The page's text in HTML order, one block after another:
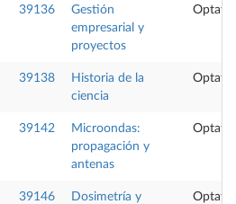
39136
Gestión
empresarial y
proyectos
39138
Historia de la
ciencia
39142
Microondas:
propagación y
antenas
39146
Dosimetría y